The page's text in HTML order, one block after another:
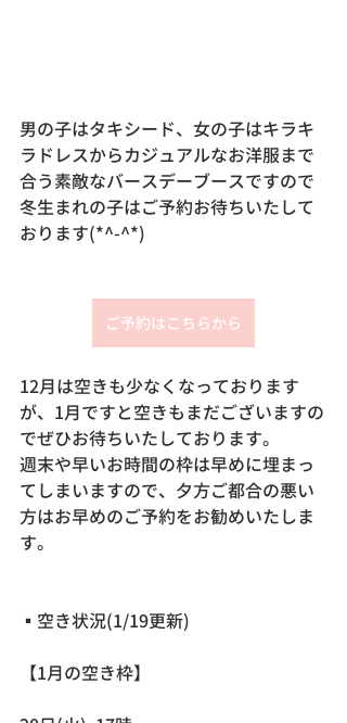
男の子はタキシード、女の子はキラキ
ラドレスからカジュアルなお洋服まで
合う素敵なバースデーブースですので
冬生まれの子はご予約お待ちいたして
おります(*^-^*)
ご予約はこちらから
12月は空きも少なくなっております
が、1月ですと空きもまだございますの
でぜひお待ちいたしております。
週末や早いお時間の枠は早めに埋まっ
てしまいますので、夕方ご都合の悪い
方はお早めのご予約をお勧めいたしま
す。
▪️空き状況(1/19更新)
【1月の空き枠】